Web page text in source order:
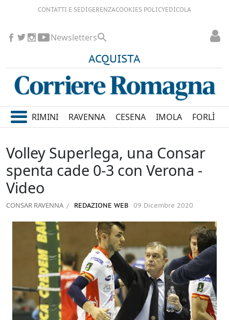
CONTATTI E SEDIGERENZACOOKIES POLICYEDICOLA
ACQUISTA
Newsletters
RIMINI RAVENNA CESENA IMOLA FORLÌ
Volley Superlega, una Consar
spenta cade 0-3 con Verona -
Video
CONSAR RAVENNA REDAZIONE WEB 09 Dicembre 2020